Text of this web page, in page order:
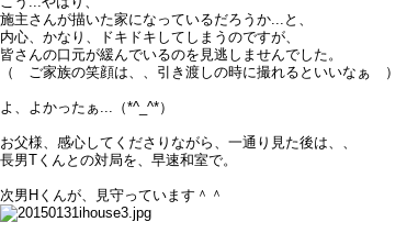
施主さんが描いた家になっているだろうか...と、
内心、かなり、ドキドキしてしまうのですが、
皆さんの口元が緩んでいるのを見逃しませんでした。
（ ご家族の笑顔は、、引き渡しの時に撮れるといいなぁ ）
よ、よかったぁ...（*^_^*）
お父様、 感心してくださりながら、一通り見た後は、、
長男Tくんとの対局を、早速和室で。
次男Hくんが、見守っています＾＾